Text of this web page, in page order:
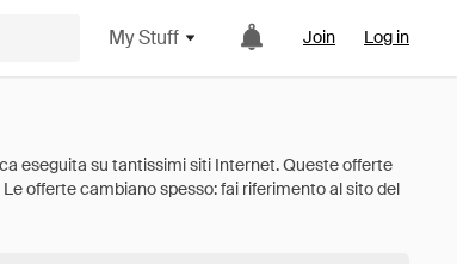
My Stuff Join Log in